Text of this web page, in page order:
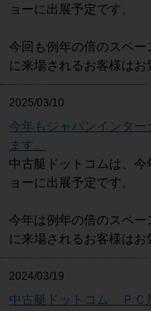
ョーに出展予定です。
今回も例年の倍のスペ
に来場されるお客様はお
2025/03/10
今年もジャパンインタ
ます。
中古艇ドットコムは、
ョーに出展予定です。
今年は例年の倍のスペ
に来場されるお客様はお
2024/03/19
中古艇ドットコム ＰＣ